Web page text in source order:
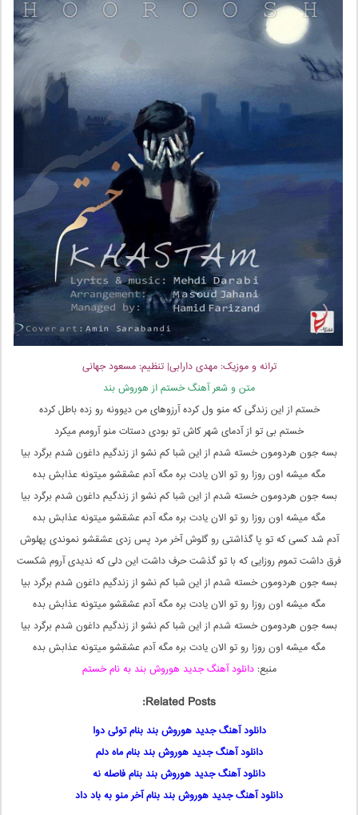
ترانه و موزیک: مهدی دارابی| تنظیم: مسعود جهانی
متن و شعر آهنگ خستم از هوروش بند
خستم از این زندگی که منو ول کرده آرزوهای من دیوونه رو زده باطل کرده
خستم بی تو از آدمای شهر کاش تو بودی دستات منو آرومم میکرد
بسه جون هردومون خسته شدم از این شبا کم نشو از زندگیم داغون شدم برگرد بیا
مگه میشه اون روزا رو تو الان یادت بره مگه آدم عشقشو میتونه عذابش بده
بسه جون هردومون خسته شدم از این شبا کم نشو از زندگیم داغون شدم برگرد بیا
مگه میشه اون روزا رو تو الان یادت بره مگه آدم عشقشو میتونه عذابش بده
آدم شد کسی که تو پا گذاشتی رو گلوش آخر مرد پس زدی عشقشو نموندی پهلوش
فرق داشت تموم روزایی که با تو گذشت حرف داشت این دلی که ندیدی آروم شکست
بسه جون هردومون خسته شدم از این شبا کم نشو از زندگیم داغون شدم برگرد بیا
مگه میشه اون روزا رو تو الان یادت بره مگه آدم عشقشو میتونه عذابش بده
بسه جون هردومون خسته شدم از این شبا کم نشو از زندگیم داغون شدم برگرد بیا
مگه میشه اون روزا رو تو الان یادت بره مگه آدم عشقشو میتونه عذابش بده
منبع:دانلود آهنگ جدید هوروش بند به نام خستم
Related Posts:
دانلود آهنگ جدید هوروش بند بنام توئی دوا
دانلود آهنگ جدید هوروش بند بنام ماه دلم
دانلود آهنگ جدید هوروش بند بنام فاصله نه
دانلود آهنگ جدید هوروش بند بنام آخر منو به باد داد